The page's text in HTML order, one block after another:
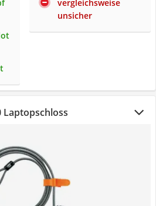
vergleichsweise
unsicher
Laptopschloss